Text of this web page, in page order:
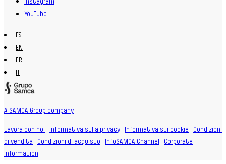
Instagram
YouTube
ES
EN
FR
A SAMCA Group company
Lavora con noi · Informativa sulla privacy · Informativa sui cookie · Condizioni
di vendita · Condizioni di acquisto · InfoSAMCA Channel · Corporate
information